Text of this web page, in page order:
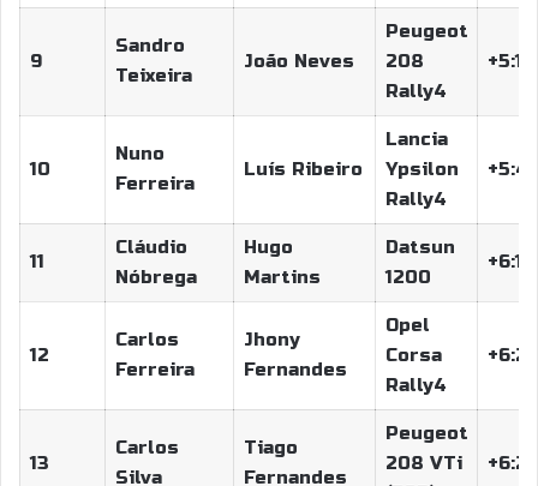
9
Sandro
Teixeira
João Neves
Peugeot
208
Rally4
10
Nuno
Ferreira
Luís Ribeiro
Lancia
Ypsilon
Rally4
11
Cláudio
Nóbrega
Hugo
Martins
Datsun
1200
12
Carlos
Ferreira
Jhony
Fernandes
Opel
Corsa
Rally4
13
Carlos
Silva
Tiago
Fernandes
Peugeot
208 VTi